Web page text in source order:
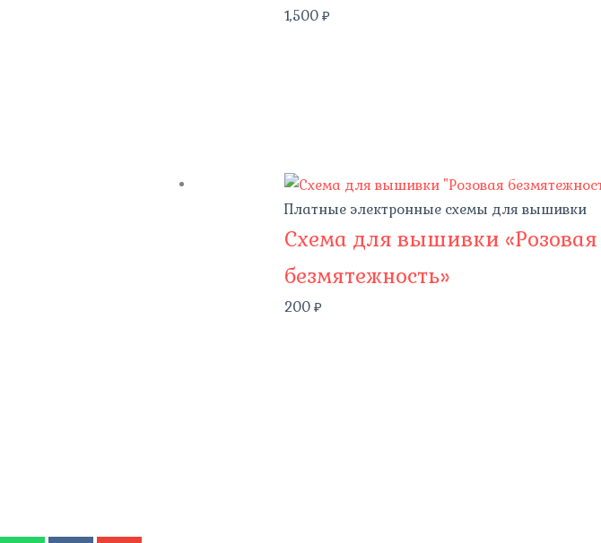
1,500₽
Платные электронные схемы для вышивки
Схема для вышивки «Розовая
безмятежность»
200₽